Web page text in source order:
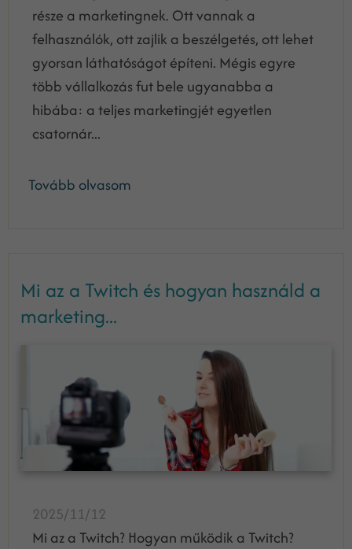
része a marketingnek. Ott vannak a
felhasználók, ott zajlik a beszélgetés, ott lehet
gyorsan láthatóságot építeni. Mégis egyre
több vállalkozás fut bele ugyanabba a
hibába: a teljes marketingjét egyetlen
csatornár...
Tovább olvasom
Mi az a Twitch és hogyan használd a
marketing...
2025/11/12
Mi az a Twitch? Hogyan működik a Twitch?